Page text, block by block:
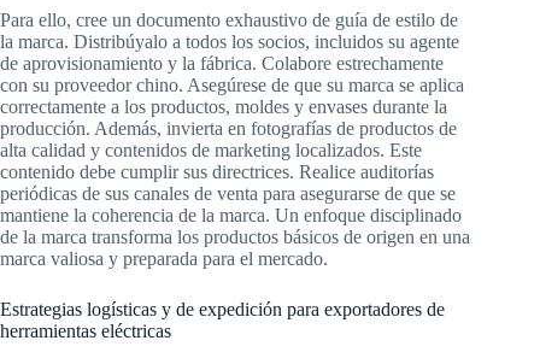
Para ello, cree un documento exhaustivo de guía de estilo de
la marca. Distribúyalo a todos los socios, incluidos su agente
de aprovisionamiento y la fábrica. Colabore estrechamente
con su proveedor chino. Asegúrese de que su marca se aplica
correctamente a los productos, moldes y envases durante la
producción. Además, invierta en fotografías de productos de
alta calidad y contenidos de marketing localizados. Este
contenido debe cumplir sus directrices. Realice auditorías
periódicas de sus canales de venta para asegurarse de que se
mantiene la coherencia de la marca. Un enfoque disciplinado
de la marca transforma los productos básicos de origen en una
marca valiosa y preparada para el mercado.
Estrategias logísticas y de expedición para exportadores de
herramientas eléctricas